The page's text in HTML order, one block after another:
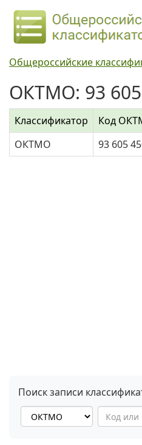
Общероссийские
ОКТМО: 93
Классификатор Код
ОКТМО
93 605
Поиск записи